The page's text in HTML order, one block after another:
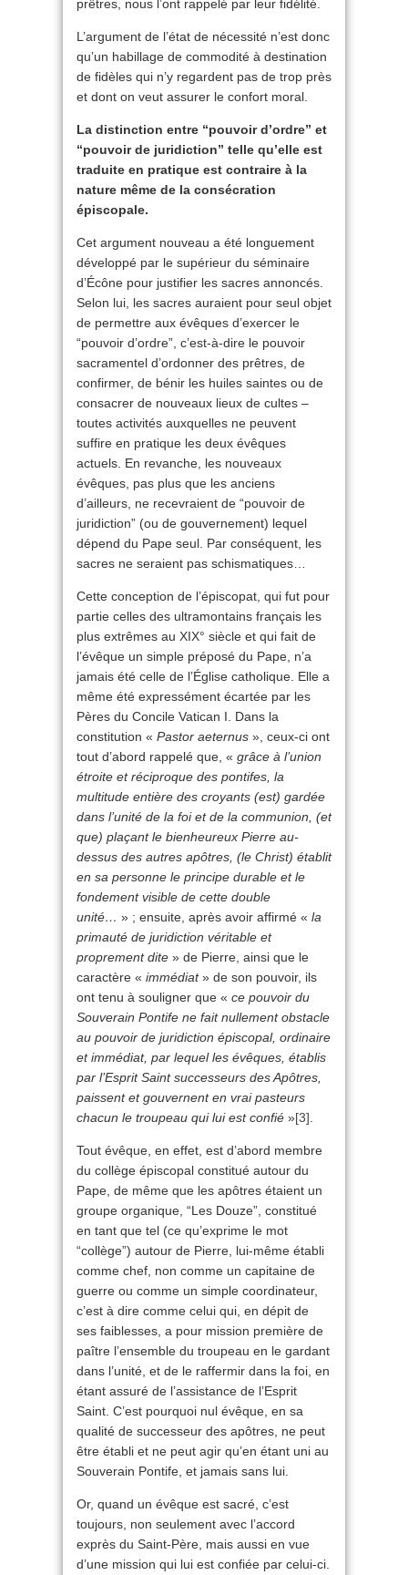
prêtres, nous l’ont rappelé par leur fidélité.
L’argument de l’état de nécessité n’est donc
qu’un habillage de commodité à destination
de fidèles qui n’y regardent pas de trop près
et dont on veut assurer le confort moral.
La distinction entre “pouvoir d’ordre” et
“pouvoir de juridiction” telle qu’elle est
traduite en pratique est contraire à la
nature même de la consécration
épiscopale.
Cet argument nouveau a été longuement
développé par le supérieur du séminaire
d’Écône pour justifier les sacres annoncés.
Selon lui, les sacres auraient pour seul objet
de permettre aux évêques d’exercer le
“pouvoir d’ordre”, c’est-à-dire le pouvoir
sacramentel d’ordonner des prêtres, de
confirmer, de bénir les huiles saintes ou de
consacrer de nouveaux lieux de cultes –
toutes activités auxquelles ne peuvent
suffire en pratique les deux évêques
actuels. En revanche, les nouveaux
évêques, pas plus que les anciens
d’ailleurs, ne recevraient de “pouvoir de
juridiction” (ou de gouvernement) lequel
dépend du Pape seul. Par conséquent, les
sacres ne seraient pas schismatiques…
Cette conception de l’épiscopat, qui fut pour
partie celles des ultramontains français les
plus extrêmes au XIX° siècle et qui fait de
l’évêque un simple préposé du Pape, n’a
jamais été celle de l’Église catholique. Elle a
même été expressément écartée par les
Pères du Concile Vatican I. Dans la
constitution « Pastor aeternus », ceux-ci ont
tout d’abord rappelé que, « grâce à l’union
étroite et réciproque des pontifes, la
multitude entière des croyants (est) gardée
dans l’unité de la foi et de la communion, (et
que) plaçant le bienheureux Pierre au-
dessus des autres apôtres, (le Christ) établit
en sa personne le principe durable et le
fondement visible de cette double
unité… » ; ensuite, après avoir affirmé « la
primauté de juridiction véritable et
proprement dite » de Pierre, ainsi que le
caractère « immédiat» de son pouvoir, ils
ont tenu à souligner que « ce pouvoir du
Souverain Pontife ne fait nullement obstacle
au pouvoir de juridiction épiscopal, ordinaire
et immédiat, par lequel les évêques, établis
par l’Esprit Saint successeurs des Apôtres,
paissent et gouvernent en vrai pasteurs
chacun le troupeau qui lui est confié »[3]
Tout évêque, en effet, est d’abord membre
du collège épiscopal constitué autour du
Pape, de même que les apôtres étaient un
groupe organique, “Les Douze”, constitué
en tant que tel (ce qu’exprime le mot
“collège”) autour de Pierre, lui-même établi
comme chef, non comme un capitaine de
guerre ou comme un simple coordinateur,
c’est à dire comme celui qui, en dépit de
ses faiblesses, a pour mission première de
paître l’ensemble du troupeau en le gardant
dans l’unité, et de le raffermir dans la foi, en
étant assuré de l’assistance de l’Esprit
Saint. C’est pourquoi nul évêque, en sa
qualité de successeur des apôtres, ne peut
être établi et ne peut agir qu’en étant uni au
Souverain Pontife, et jamais sans lui.
Or, quand un évêque est sacré, c’est
toujours, non seulement avec l’accord
exprès du Saint-Père, mais aussi en vue
d’une mission qui lui est confiée par celui-ci.